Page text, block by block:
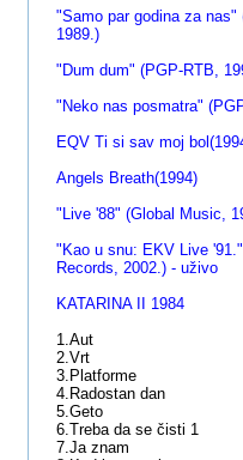
"Samo par godina za nas"
1989.)
"Dum dum" (PGP-RTB,
"Neko nas posmatra"
EQV Ti si sav moj
Angels Breath(1994)
"Live '88" (Global Music,
"Kao u snu: EKV Live
Records, 2002.) - uživo
KATARINA II 1984
1.Aut
2.Vrt
3.Platforme
4.Radostan dan
5.Geto
6.Treba da se čisti 1
7.Ja znam